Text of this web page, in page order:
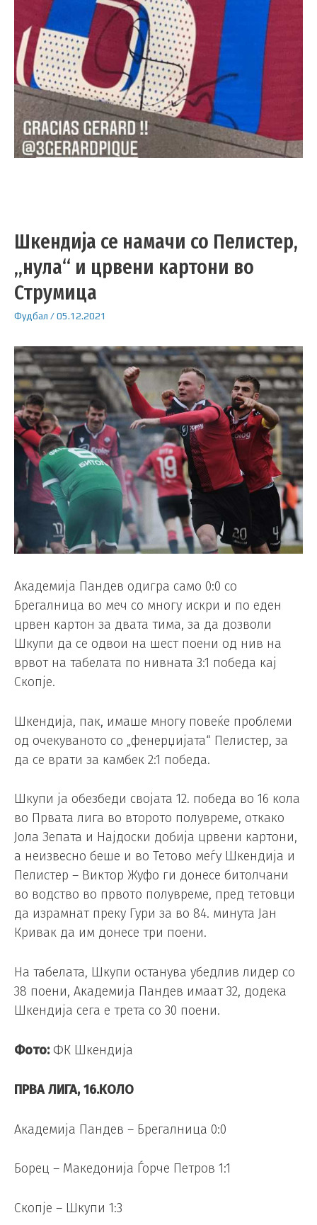
Шкендија се намачи со Пелистер,
„нула“ и црвени картони во
Струмица
Фудбал /05.12.2021
Академија Пандев одигра само 0:0 со
Брегалница во меч со многу искри и по еден
црвен картон за двата тима, за да дозволи
Шкупи да се одвои на шест поени од нив на
врвот на табелата по нивната 3:1 победа кај
Скопје.
Шкендија, пак, имаше многу повеќе проблеми
од очекуваното со „фенерџијата“ Пелистер, за
да се врати за камбек 2:1 победа.
Шкупи ја обезбеди својата 12. победа во 16 кола
во Првата лига во второто полувреме, откако
Јола Зепата и Најдоски добија црвени картони,
а неизвесно беше и во Тетово меѓу Шкендија и
Пелистер – Виктор Жуфо ги донесе битолчани
во водство во првото полувреме, пред тетовци
да израмнат преку Гури за во 84. минута Јан
Кривак да им донесе три поени.
На табелата, Шкупи останува убедлив лидер со
38 поени, Академија Пандев имаат 32, додека
Шкендија сега е трета со 30 поени.
Фото: ФК Шкендија
ПРВА ЛИГА, 16.КОЛО
Академија Пандев – Брегалница 0:0
Борец – Македонија Ѓорче Петров 1:1
Скопје – Шкупи 1:3